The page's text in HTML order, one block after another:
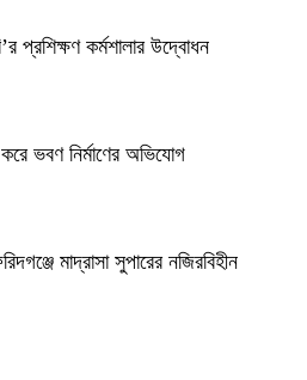
প্রশিক্ষণ কর্মশালার উদ্বোধন
ভবণ নির্মাণের অভিযোগ
মাদ্রাসা সুপারের নজিরবিহীন